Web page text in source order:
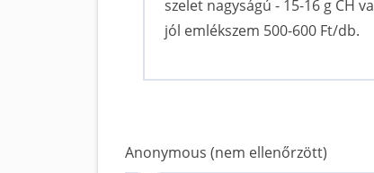
szelet nagyságú - 15-16 g CH
jól emlékszem 500-600 Ft/db.
Anonymous (nem ellenőrzött)